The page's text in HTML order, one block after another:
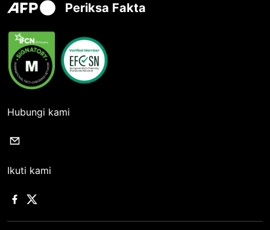
Periksa Fakta
Hubungi kami
Ikuti kami